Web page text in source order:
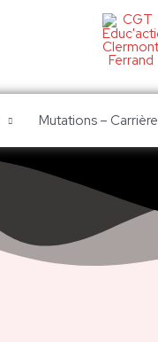
Mutations – Carrière